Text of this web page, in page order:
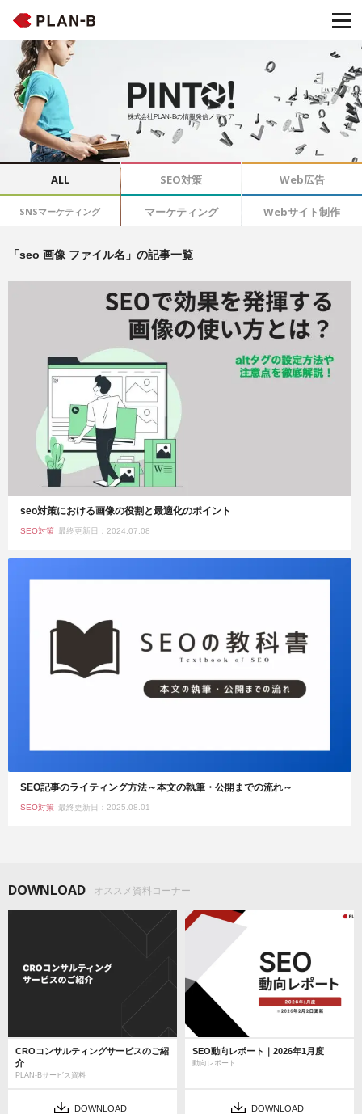
株式会社PLAN-Bの情報発信メディア
ALL SEO対策 Web広告
SNSマーケティング マーケティング Webサイト制作
「seo 画像 ファイル名」の記事一覧
seo対策における画像の役割と最適化のポイント
SEO対策 最終更新日：2024.07.08
SEO記事のライティング方法～本文の執筆・公開までの流れ～
SEO対策 最終更新日：2025.08.01
DOWNLOAD オススメ資料コーナー
CROコンサルティングサービスのご紹
介
PLAN-Bサービス資料
DOWNLOAD
SEO動向レポート｜2026年1月度
動向レポート
DOWNLOAD